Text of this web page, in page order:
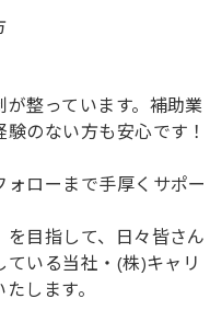
整っています。補助業
のない方も安心です！
ローまで手厚くサポー
を目指して、日々皆さん
いる当社・(株)キャリ
します。